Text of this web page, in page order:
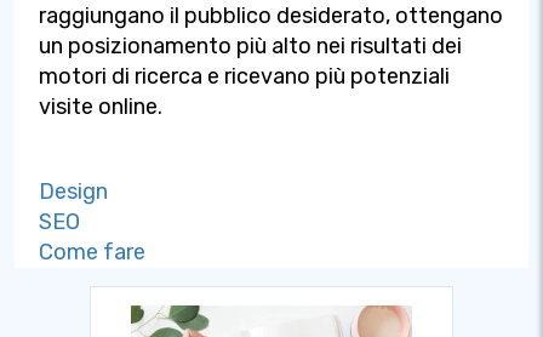
raggiungano il pubblico desiderato, ottengano
un posizionamento più alto nei risultati dei
motori di ricerca e ricevano più potenziali
visite online.
Design
SEO
Come fare